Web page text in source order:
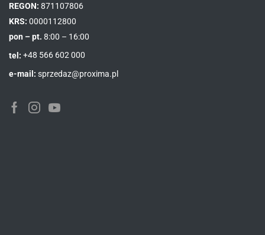
REGON: 871107806
KRS: 0000112800
pon – pt. 8:00 – 16:00
tel: +48 566 602 000
e-mail: sprzedaz@proxima.pl